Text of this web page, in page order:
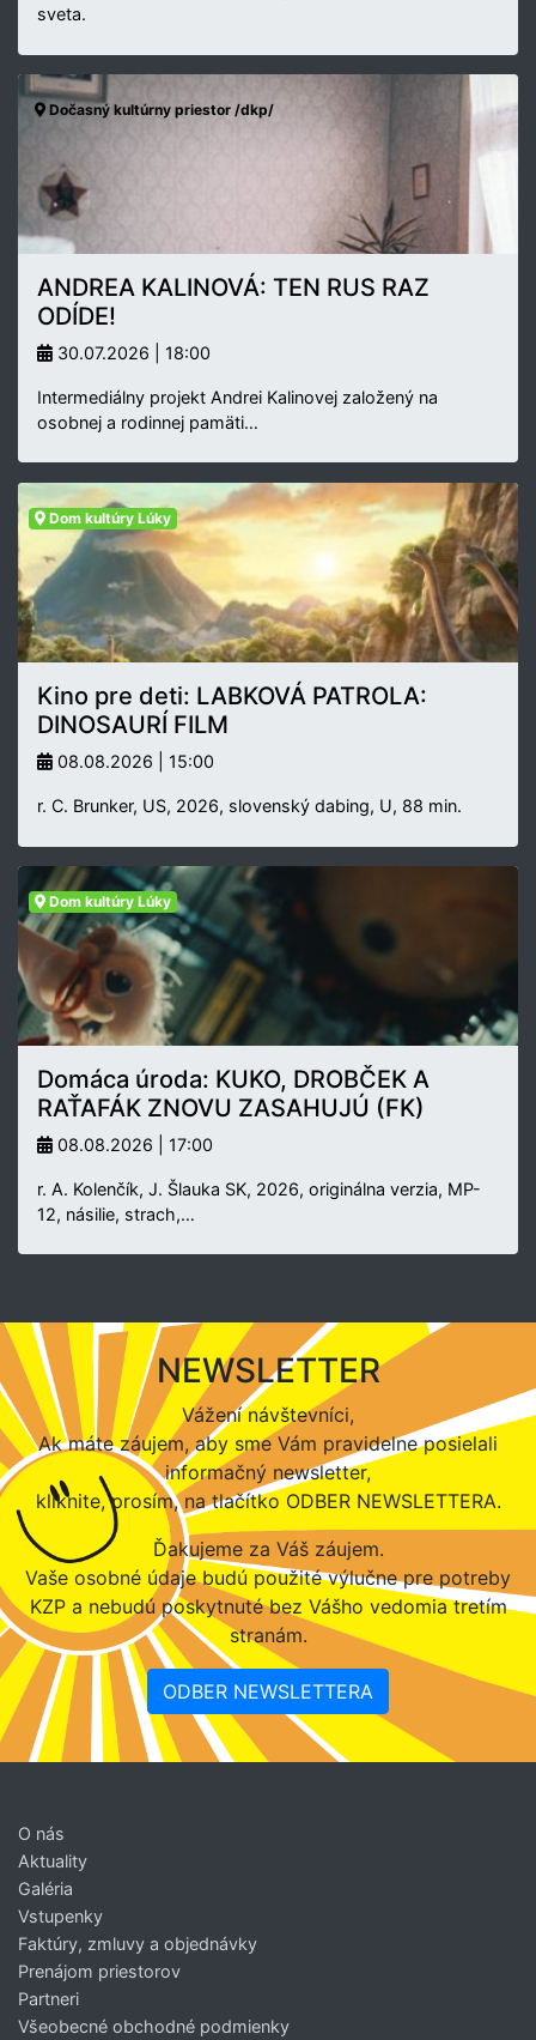
sveta.
Dočasný kultúrny priestor /dkp/
ANDREA KALINOVÁ: TEN RUS RAZ
ODÍDE!
30.07.2026 | 18:00
Intermediálny projekt Andrei Kalinovej založený na
osobnej a rodinnej pamäti…
Dom kultúry Lúky
Kino pre deti: LABKOVÁ PATROLA:
DINOSAURÍ FILM
08.08.2026 | 15:00
r. C. Brunker, US, 2026, slovenský dabing, U, 88 min.
Dom kultúry Lúky
Domáca úroda: KUKO, DROBČEK A
RAŤAFÁK ZNOVU ZASAHUJÚ (FK)
08.08.2026 | 17:00
r. A. Kolenčík, J. Šlauka SK, 2026, originálna verzia, MP-
12, násilie, strach,…
NEWSLETTER
Vážení návštevníci,
Ak máte záujem, aby sme Vám pravidelne posielali
informačný newsletter,
kliknite, prosím, na tlačítko ODBER NEWSLETTERA.
Ďakujeme za Váš záujem.
Vaše osobné údaje budú použité výlučne pre potreby
KZP a nebudú poskytnuté bez Vášho vedomia tretím
stranám.
ODBER NEWSLETTERA
O nás
Aktuality
Galéria
Vstupenky
Faktúry, zmluvy a objednávky
Prenájom priestorov
Partneri
Všeobecné obchodné podmienky